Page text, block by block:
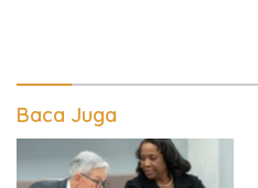
Baca Juga